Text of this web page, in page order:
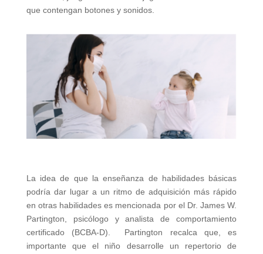
que contengan botones y sonidos.
La idea de que la enseñanza de habilidades básicas
podría dar lugar a un ritmo de adquisición más rápido
en otras habilidades es mencionada por el Dr. James W.
Partington, psicólogo y analista de comportamiento
certificado (BCBA-D). Partington recalca que, es
importante que el niño desarrolle un repertorio de